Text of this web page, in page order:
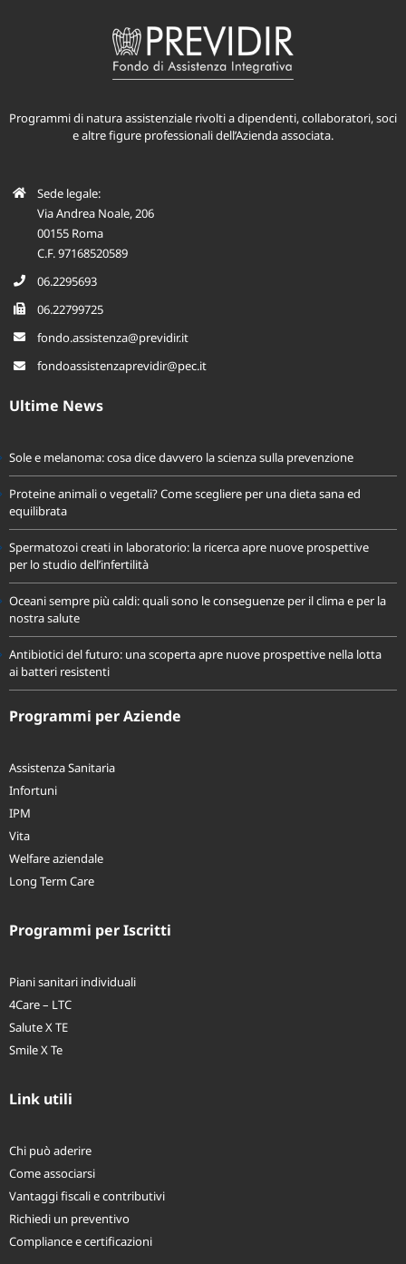
Programmi di natura assistenziale rivolti a dipendenti, collaboratori, soci
e altre figure professionali dell’Azienda associata.
Sede legale:
Via Andrea Noale, 206
00155 Roma
C.F. 97168520589
06.2295693
06.22799725
fondo.assistenza@previdir.it
fondoassistenzaprevidir@pec.it
Ultime News
Sole e melanoma: cosa dice davvero la scienza sulla prevenzione
Proteine animali o vegetali? Come scegliere per una dieta sana ed
equilibrata
Spermatozoi creati in laboratorio: la ricerca apre nuove prospettive
per lo studio dell’infertilità
Oceani sempre più caldi: quali sono le conseguenze per il clima e per la
nostra salute
Antibiotici del futuro: una scoperta apre nuove prospettive nella lotta
ai batteri resistenti
Programmi per Aziende
Assistenza Sanitaria
Infortuni
IPM
Vita
Welfare aziendale
Long Term Care
Programmi per Iscritti
Piani sanitari individuali
4Care – LTC
Salute X TE
Smile X Te
Link utili
Chi può aderire
Come associarsi
Vantaggi fiscali e contributivi
Richiedi un preventivo
Compliance e certificazioni